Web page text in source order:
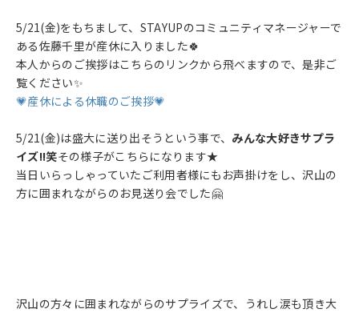
5/21(金)をもちまして、STAYUPのコミュニティマネージャーで
ある佐藤千里が産休に入りました🍀
本人からのご挨拶はこちらのリンクから飛べますので、是非ご
覧ください✨
💗産休による休職のご挨拶💗
5/21(金)は盛大に送り出そうという事で、 みんな大好きサプラ
イズ!!笑その様子がこちらになります★
当日いらっしゃっていたご利用者様にもお声掛けをし、沢山の
方に囲まれながらのお見送り会でした🤗
沢山の方々に囲まれながらのサプライズで、うれし涙も頂き大